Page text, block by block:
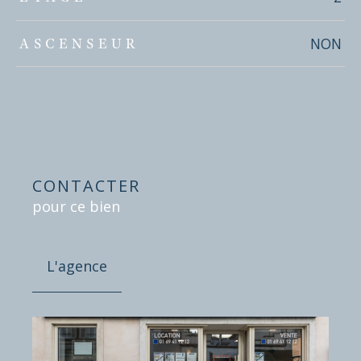
ASCENSEUR NON
CONTACTER
pour ce bien
L'agence